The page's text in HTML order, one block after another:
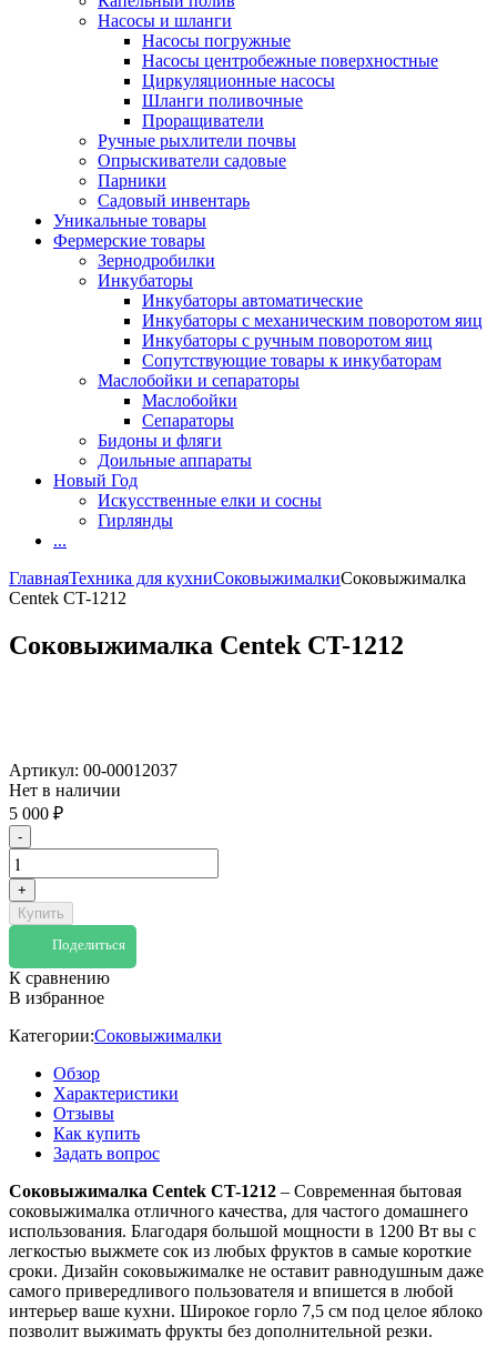
Насосы и шланги
Насосы погружные
Насосы центробежные поверхностные
Циркуляционные насосы
Шланги поливочные
Проращиватели
Ручные рыхлители почвы
Опрыскиватели садовые
Парники
Садовый инвентарь
Уникальные товары
Фермерские товары
Зернодробилки
Инкубаторы
Инкубаторы автоматические
Инкубаторы с механическим поворотом яиц
Инкубаторы с ручным поворотом яиц
Сопутствующие товары к инкубаторам
Маслобойки и сепараторы
Маслобойки
Сепараторы
Бидоны и фляги
Доильные аппараты
Новый Год
Искусственные елки и сосны
Гирлянды
...
ГлавнаяТехника для кухниСоковыжималкиСоковыжималка
Centek CT-1212
Соковыжималка Centek CT-1212
Артикул: 00-00012037
Нет в наличии
5 000 ₽
-
+
Купить
Поделиться
К сравнению
В избранное
Категории:Соковыжималки
Обзор
Характеристики
Отзывы
Как купить
Задать вопрос
Соковыжималка Centek CT-1212 – Современная бытовая
соковыжималка отличного качества, для частого домашнего
использования. Благодаря большой мощности в 1200 Вт вы с
легкостью выжмете сок из любых фруктов в самые короткие
сроки. Дизайн соковыжималке не оставит равнодушным даже
самого привередливого пользователя и впишется в любой
интерьер ваше кухни. Широкое горло 7,5 см под целое яблоко
позволит выжимать фрукты без дополнительной резки.